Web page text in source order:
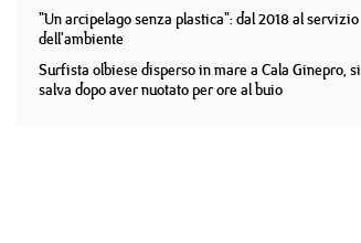
"Un arcipelago senza plastica": dal 2018 al servizio
dell'ambiente
Surfista olbiese disperso in mare a Cala Ginepro, si
salva dopo aver nuotato per ore al buio